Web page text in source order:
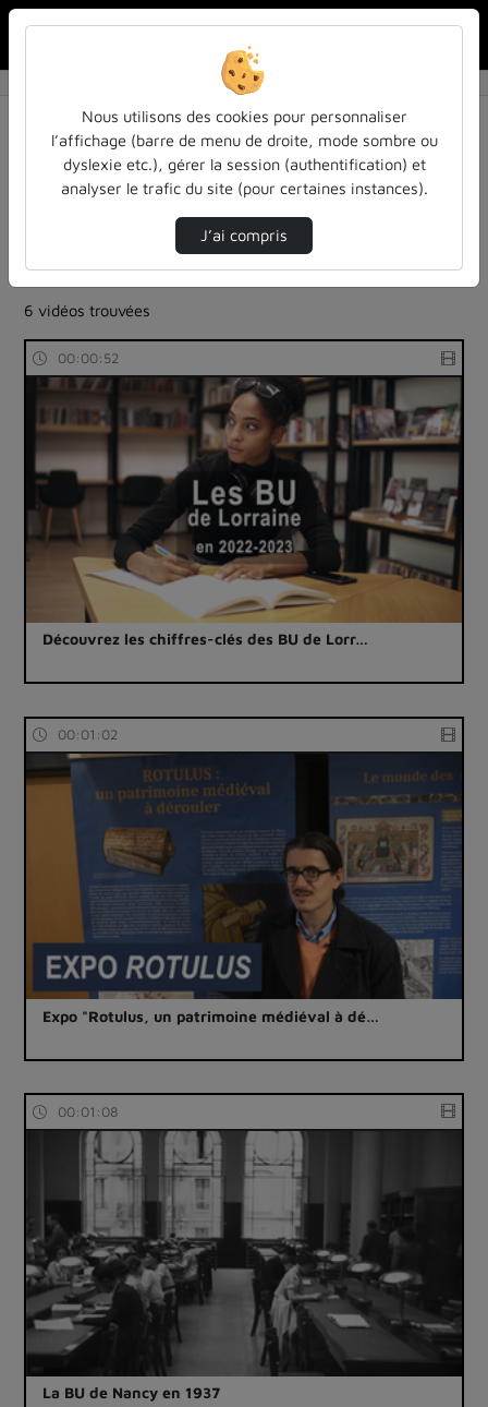
Résultats de la recherche
Filtres actifs (cliquer pour en retirer) :
bibliotheques-universitaires
bibliotheques-universitaires
clips-de-presentation
operations-archivistiques-bibliotheconomiques-et-
documentaires
6 vidéos trouvées
00:00:52
Découvrez les chiffres-clés des BU de Lorr…
00:01:02
Expo "Rotulus, un patrimoine médiéval à dé…
00:01:08
La BU de Nancy en 1937
Nous utilisons des cookies pour personnaliser
l’affichage (barre de menu de droite, mode sombre ou
dyslexie etc.), gérer la session (authentification) et
analyser le trafic du site (pour certaines instances).
J’ai compris